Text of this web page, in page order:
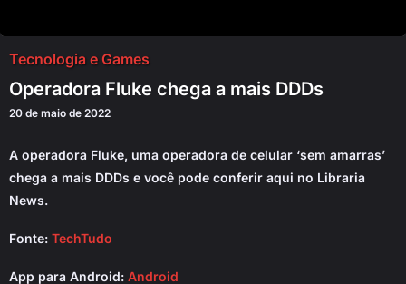
Tecnologia e Games
Operadora Fluke chega a mais DDDs
20 de maio de 2022
A operadora Fluke, uma operadora de celular ‘sem amarras’
chega a mais DDDs e você pode conferir aqui no Libraria
News.
Fonte: TechTudo
App para Android: Android